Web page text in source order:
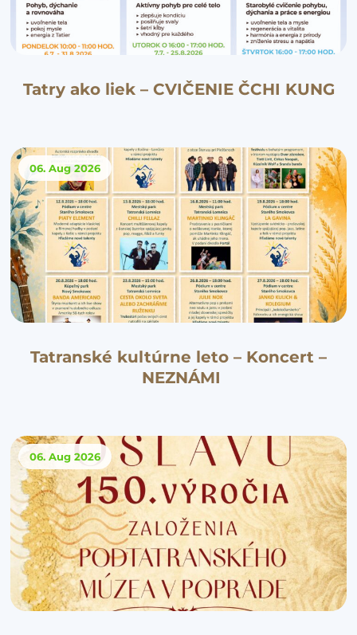
Tatry ako liek – CVIČENIE ČCHI KUNG
06. Aug 2026
Tatranské kultúrne leto – Koncert –
NEZNÁMI
06. Aug 2026